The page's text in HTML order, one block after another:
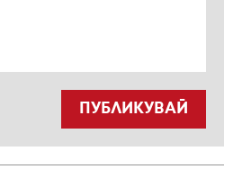
ПУБЛИКУВАЙ